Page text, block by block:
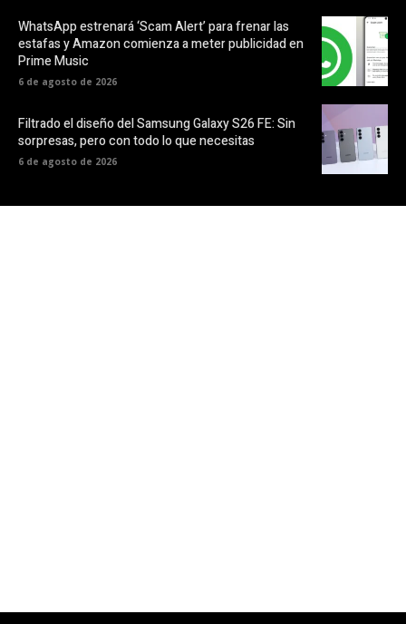
WhatsApp estrenará ‘Scam Alert’ para frenar las
estafas y Amazon comienza a meter publicidad en
Prime Music
6 de agosto de 2026
Filtrado el diseño del Samsung Galaxy S26 FE: Sin
sorpresas, pero con todo lo que necesitas
6 de agosto de 2026